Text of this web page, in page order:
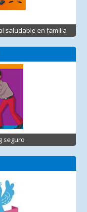
saludable en familia
seguro